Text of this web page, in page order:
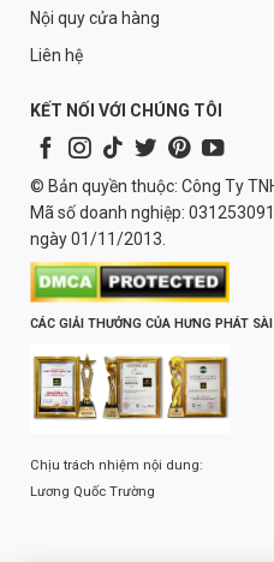
Nội quy cửa hàng
Liên hệ
KẾT NỐI VỚI CHÚNG TÔI
© Bản quyền thuộc: Công Ty
Mã số doanh nghiệp:
ngày 01/11/2013.
CÁC GIẢI THƯỞNG CỦA HƯNG PHÁT SÀI
Chịu trách nhiệm nội dung:
Lương Quốc Trường